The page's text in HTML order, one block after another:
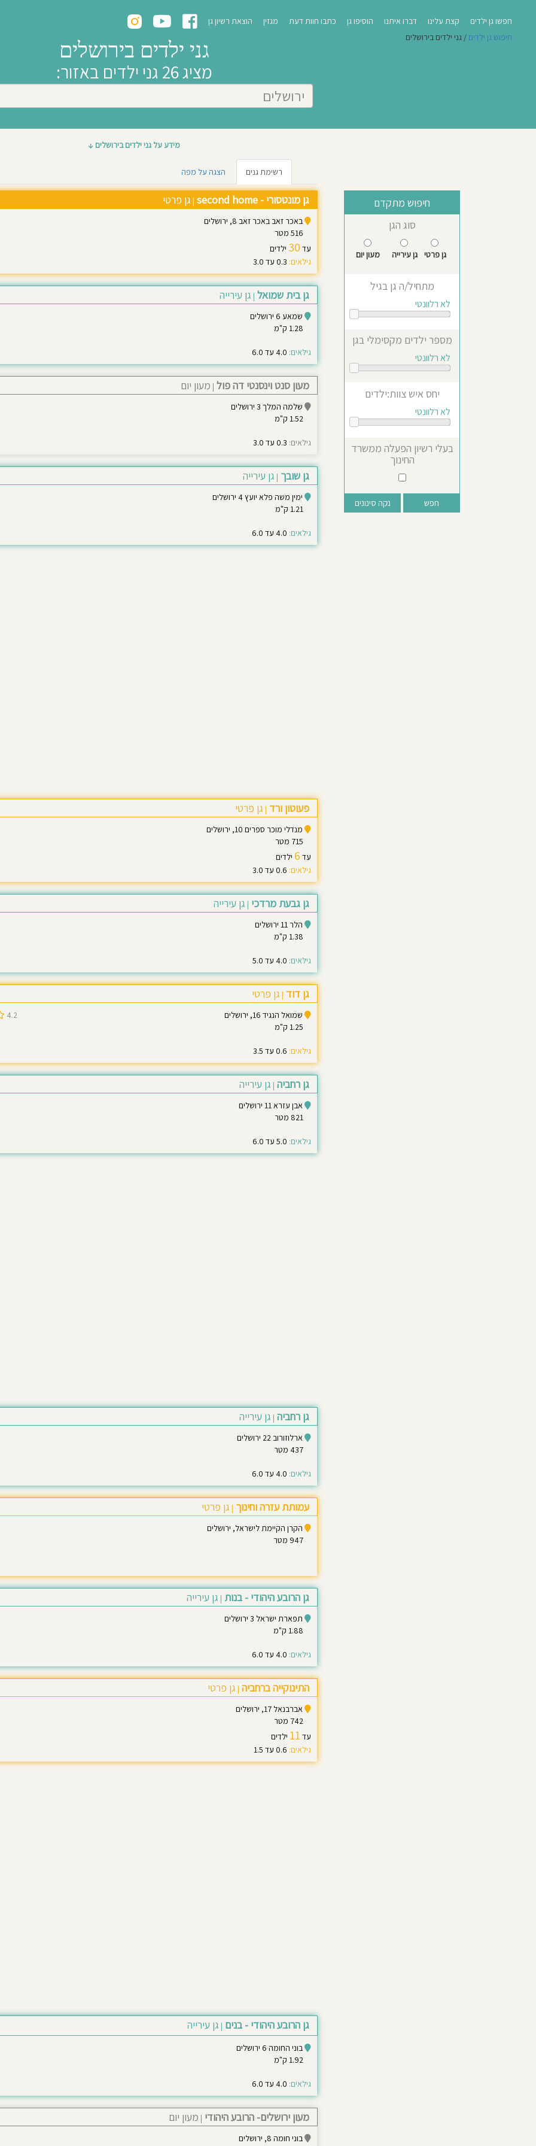
חפשו גן ילדים קצת עלינו דברו איתנו הוסיפו גן כתבו חוות דעת מגזין הוצאת רשיון גן
גני ילדים בירושלים
מציג 26 גני ילדים באזור:
חיפוש גן ילדים / גני ילדים בירושלים
מידע על גני ילדים בירושלים
מחפשים גני ילדים בירושלים? הגעתם למקום הנכון. ירושלים היא עיר הבירה של מדינת ישראל והעיר
6.
הערבי.
רשימת גנים הצגה על מפה
גן מונטסורי - second home | גן פרטי
באכר זאב באכר זאב 8, ירושלים
516 מטר
עד 30 ילדים
גילאים: 0.3 עד 3.0
גן בית שמואל | גן עירייה
שמאע 6 ירושלים
1.28 ק"מ
גילאים: 4.0 עד 6.0
מעון סנט וינסנטי דה פול | מעון יום
שלמה המלך 3 ירושלים
1.52 ק"מ
גילאים: 0.3 עד 3.0
גן שובך | גן עירייה
ימין משה פלא יועץ 4 ירושלים
1.21 ק"מ
גילאים: 4.0 עד 6.0
פעוטון ורד | גן פרטי
מנדלי מוכר ספרים 10, ירושלים
715 מטר
עד 6 ילדים
גילאים: 0.6 עד 3.0
גן גבעת מרדכי | גן עירייה
הלר 11 ירושלים
1.38 ק"מ
גילאים: 4.0 עד 5.0
גן דוד | גן פרטי
4.2
שמואל הנגיד 16, ירושלים
1.25 ק"מ
גילאים: 0.6 עד 3.5
גן רחביה | גן עירייה
אבן עזרא 11 ירושלים
821 מטר
גילאים: 5.0 עד 6.0
גן רחביה | גן עירייה
ארלוזורוב 22 ירושלים
437 מטר
גילאים: 4.0 עד 6.0
עמותת עזרה וחינוך | גן פרטי
הקרן הקיימת לישראל, ירושלים
947 מטר
גן הרובע היהודי - בנות | גן עירייה
תפארת ישראל 3 ירושלים
1.88 ק"מ
גילאים: 4.0 עד 6.0
התינוקייה ברחביה | גן פרטי
אברבנאל 17, ירושלים
742 מטר
עד 11 ילדים
גילאים: 0.6 עד 1.5
גן הרובע היהודי - בנים | גן עירייה
בוני החומה 6 ירושלים
1.92 ק"מ
גילאים: 4.0 עד 6.0
מעון ירושלים- הרובע היהודי | מעון יום
בוני חומה 8, ירושלים
חיפוש מתקדם
סוג הגן
גן פרטי גן עירייה מעון יום
מתחיל/ה גן בגיל
לא רלוונטי
מספר ילדים מקסימלי בגן
לא רלוונטי
יחס איש צוות:ילדים
לא רלוונטי
בעלי רשיון הפעלה ממשרד
החינוך
נקה סינונים